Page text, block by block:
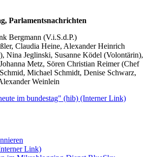
Parlamentsnachrichten
Bergmann (V.i.S.d.P.)
Claudia Heine, Alexander Heinrich
Nina Jeglinski, Susanne Ködel (Volontärin),
Metz, Sören Christian Reimer (Chef
Michael Schmidt, Denise Schwarz,
Weinlein
im bundestag" (hib) (Interner Link)
Link)